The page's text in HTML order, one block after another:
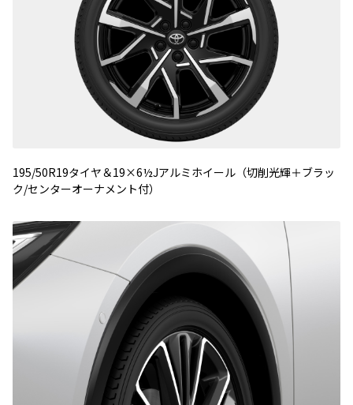
195/50R19タイヤ＆19×6½Jアルミホイール（切削光輝＋ブラッ
ク/センターオーナメント付）